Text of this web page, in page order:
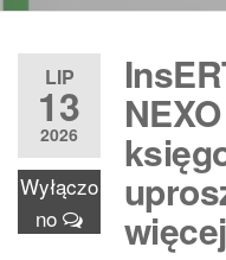
LIP
13
2026
Wyłączo
no